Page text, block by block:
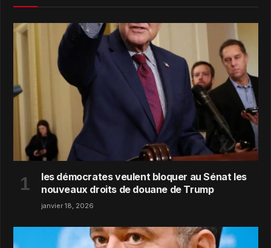
les démocrates veulent bloquer au Sénat les
nouveaux droits de douane de Trump
janvier 18, 2026